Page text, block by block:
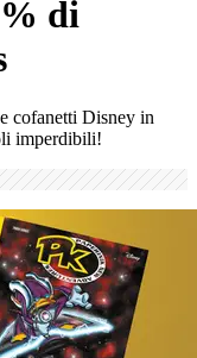
di
cofanetti Disney in
imperdibili!